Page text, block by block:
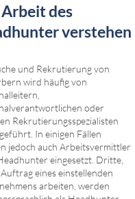
des
verstehen
und Rekrutierung von
wird häufig von
oder
Rekrutierungsspezialisten
In einigen Fällen
jedoch auch Arbeitsvermittler
eingesetzt. Dritte,
eines einstellenden
arbeiten, werden